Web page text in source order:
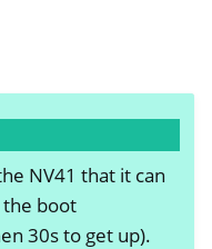
NV41 that it can
boot
30s to get up).